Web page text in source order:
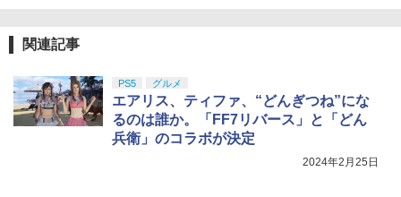
関連記事
PS5 グルメ
エアリス、ティファ、“どんぎつね”にな
るのは誰か。「FF7リバース」と「どん
兵衛」のコラボが決定
2024年2月25日